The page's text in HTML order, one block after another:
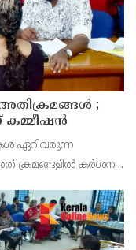
;
കമ്മീഷൻ
ഏറിവരുന്ന
കർശന